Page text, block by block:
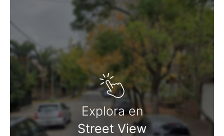
* Pre instalación para Aire Acondicionado frío-calor
(sin provisión de equipos) en livings y dormitorios.
* Pisos y revestimientos de baños en porcellanato 90
x 60 marca ILVA o similar.
* Pisos de livings, dormitorios y cocinas en SPC (piso
vinílico).
* Muebles de cocina completos, con bajo mesadas y
alacenas, en melamina.
* Mesada de cocina en granito negro Brasil, o similar,
de 2 cm de espesor, y pileta simple de 60 cm de
Explora en
Street View